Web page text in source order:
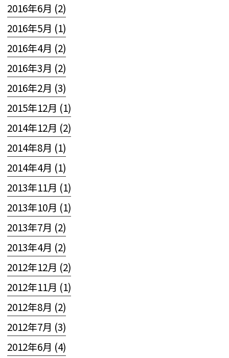
2016年6月 (2)
2016年5月 (1)
2016年4月 (2)
2016年3月 (2)
2016年2月 (3)
2015年12月 (1)
2014年12月 (2)
2014年8月 (1)
2014年4月 (1)
2013年11月 (1)
2013年10月 (1)
2013年7月 (2)
2013年4月 (2)
2012年12月 (2)
2012年11月 (1)
2012年8月 (2)
2012年7月 (3)
2012年6月 (4)